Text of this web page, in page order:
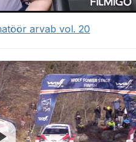
arvab vol. 20